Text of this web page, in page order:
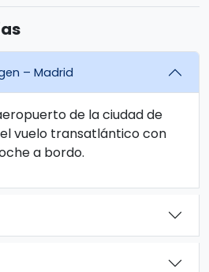
– Madrid
de la ciudad de
vuelo transatlántico con
a bordo.